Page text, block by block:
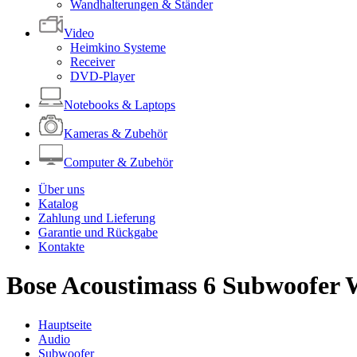
Wandhalterungen & Ständer
Video
Heimkino Systeme
Receiver
DVD-Player
Notebooks & Laptops
Kameras & Zubehör
Computer & Zubehör
Über uns
Katalog
Zahlung und Lieferung
Garantie und Rückgabe
Kontakte
Bose Acoustimass 6 Subwoofer
Hauptseite
Audio
Subwoofer